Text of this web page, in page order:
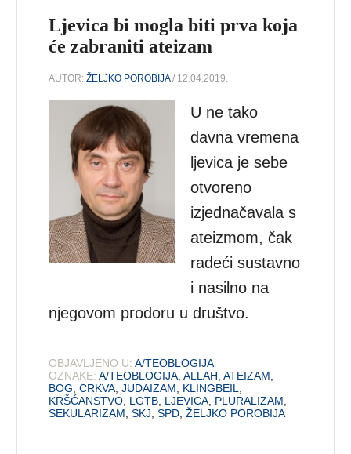
Ljevica bi mogla biti prva koja
će zabraniti ateizam
AUTOR:ŽELJKO POROBIJA/ 12.04.2019.
U ne tako
davna vremena
ljevica je sebe
otvoreno
izjednačavala s
ateizmom, čak
radeći sustavno
i nasilno na
njegovom prodoru u društvo.
OBJAVLJENO U: A/TEOBLOGIJA
OZNAKE: A/TEOBLOGIJA ,ALLAH ,ATEIZAM
BOG ,CRKVA ,JUDAIZAM KLINGBEIL
KRŠĆANSTVO LGTB LJEVICA PLURALIZAM
SEKULARIZAM ,SKJ ,SPD ,ŽELJKO POROBIJA